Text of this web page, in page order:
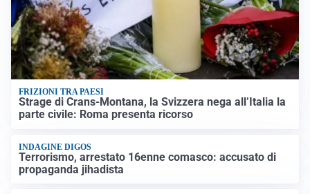
FRIZIONI TRA PAESI
Strage di Crans-Montana, la Svizzera nega all’Italia la
parte civile: Roma presenta ricorso
INDAGINE DIGOS
Terrorismo, arrestato 16enne comasco: accusato di
propaganda jihadista